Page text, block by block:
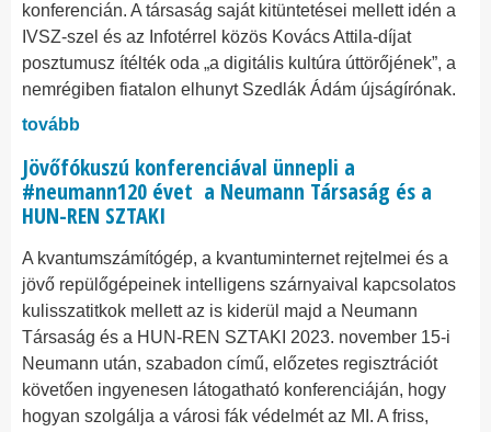
konferencián. A társaság saját kitüntetései mellett idén a
IVSZ-szel és az Infotérrel közös Kovács Attila-díjat
posztumusz ítélték oda „a digitális kultúra úttörőjének”, a
nemrégiben fiatalon elhunyt Szedlák Ádám újságírónak.
tovább
Jövőfókuszú konferenciával ünnepli a
#neumann120 évet a Neumann Társaság és a
HUN-REN SZTAKI
​​​​​​​A kvantumszámítógép, a kvantuminternet rejtelmei és a
jövő repülőgépeinek intelligens szárnyaival kapcsolatos
kulisszatitkok mellett az is kiderül majd a Neumann
Társaság és a HUN-REN SZTAKI 2023. november 15-i
Neumann után, szabadon című, előzetes regisztrációt
követően ingyenesen látogatható konferenciáján, hogy
hogyan szolgálja a városi fák védelmét az MI. A friss,